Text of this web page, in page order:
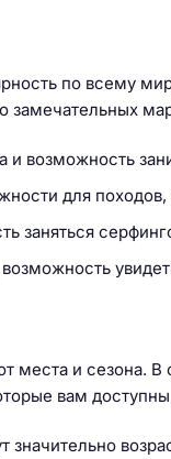
по всему
замечательных
и возможность
для
заняться
места и сезона.
вам